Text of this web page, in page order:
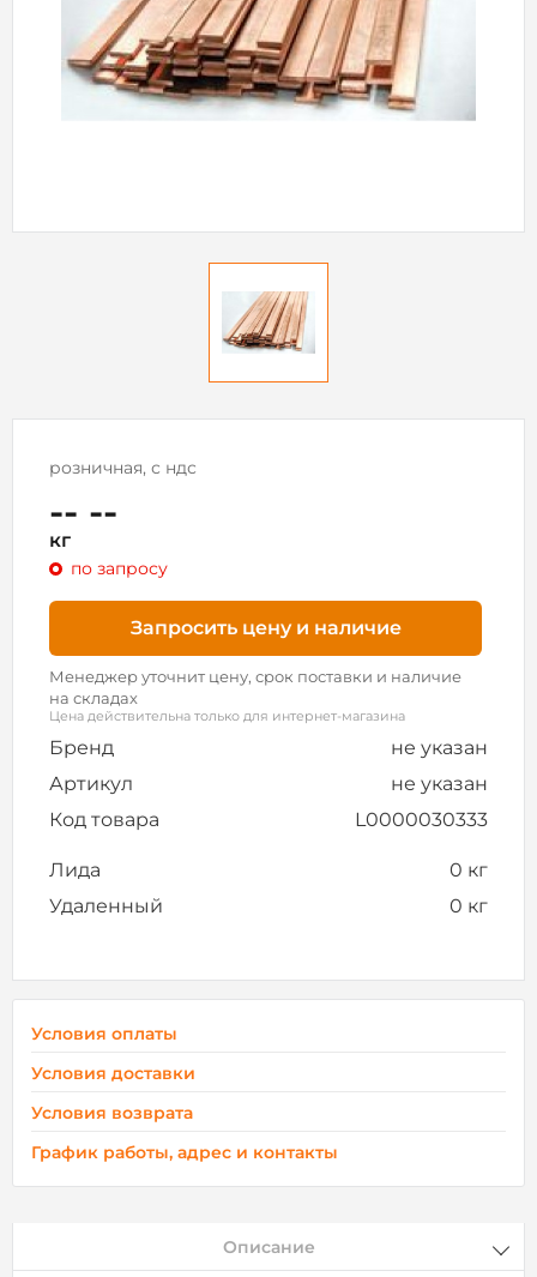
розничная, с ндс
-- --
кг
по запросу
Запросить цену и наличие
Менеджер уточнит цену, срок поставки и наличие
на складах
Цена действительна только для интернет-магазина
Бренд
не указан
Артикул
не указан
Код товара
L0000030333
Лида
0 кг
Удаленный
0 кг
Условия оплаты
Условия доставки
Условия возврата
График работы, адрес и контакты
Описание